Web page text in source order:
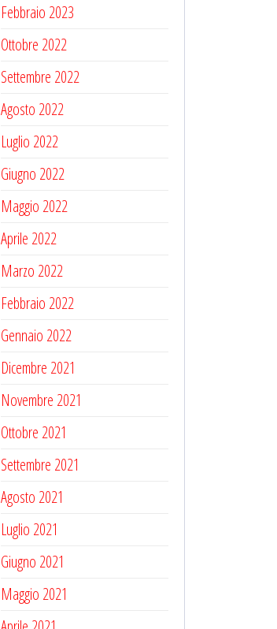
Febbraio 2023
Ottobre 2022
Settembre 2022
Agosto 2022
Luglio 2022
Giugno 2022
Maggio 2022
Aprile 2022
Marzo 2022
Febbraio 2022
Gennaio 2022
Dicembre 2021
Novembre 2021
Ottobre 2021
Settembre 2021
Agosto 2021
Luglio 2021
Giugno 2021
Maggio 2021